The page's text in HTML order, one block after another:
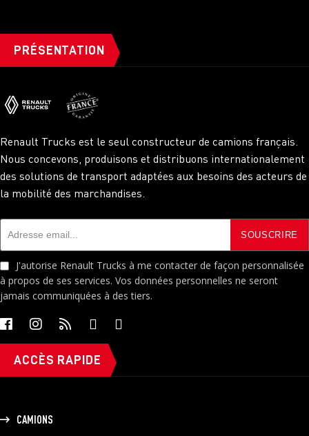
PRÉSENTATION
Renault Trucks est le seul constructeur de camions français.
Nous concevons, produisons et distribuons internationalement
des solutions de transport adaptées aux besoins des acteurs de
la mobilité des marchandises.
J'autorise Renault Trucks à me contacter de façon personnalisée
à propos de ses services. Vos données personnelles ne seront
jamais communiquées à des tiers.
ACCÈS RAPIDE
CAMIONS